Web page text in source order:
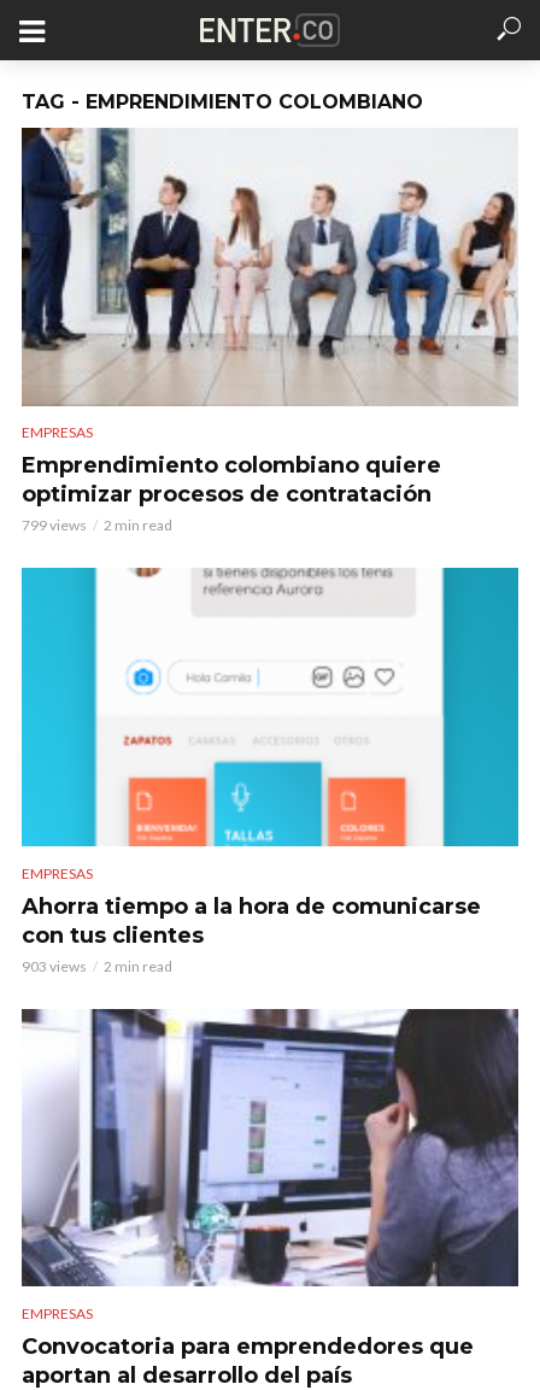
TAG - EMPRENDIMIENTO COLOMBIANO
EMPRESAS
Emprendimiento colombiano quiere
optimizar procesos de contratación
799 views 2 min read
EMPRESAS
Ahorra tiempo a la hora de comunicarse
con tus clientes
903 views 2 min read
EMPRESAS
Convocatoria para emprendedores que
aportan al desarrollo del país